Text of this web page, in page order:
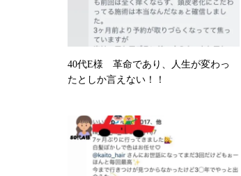
40代E様 革命であり、人生が変わっ
たとしか言えない！！